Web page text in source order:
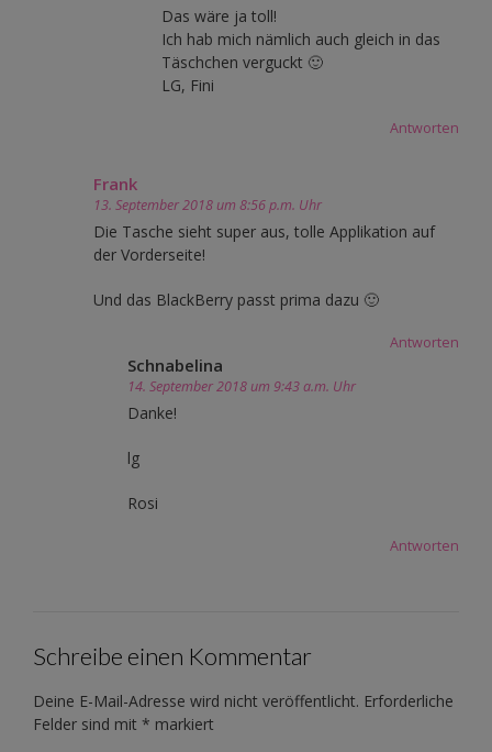
Das wäre ja toll!
Ich hab mich nämlich auch gleich in das
Täschchen verguckt 🙂
LG, Fini
Antworten
Frank
13. September 2018 um 8:56 p.m. Uhr
Die Tasche sieht super aus, tolle Applikation auf
der Vorderseite!
Und das BlackBerry passt prima dazu 🙂
Antworten
Schnabelina
14. September 2018 um 9:43 a.m. Uhr
Danke!
lg
Rosi
Antworten
Schreibe einen Kommentar
Deine E-Mail-Adresse wird nicht veröffentlicht. Erforderliche
Felder sind mit * markiert